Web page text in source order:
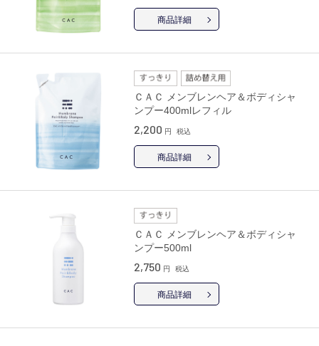
商品詳細
ＣＡＣ メンブレンヘア＆ボディシャ
ンプー400mlレフィル
2,200 円 税込
商品詳細
ＣＡＣ メンブレンヘア＆ボディシャ
ンプー500ml
2,750 円 税込
商品詳細